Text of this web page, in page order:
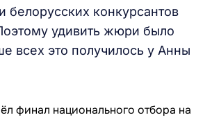
белорусских конкурсантов
удивить жюри было
всех это получилось у Анны